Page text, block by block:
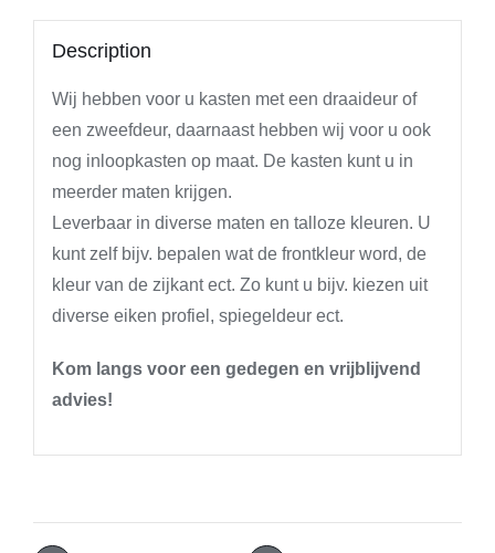
Description
Wij hebben voor u kasten met een draaideur of
een zweefdeur, daarnaast hebben wij voor u ook
nog inloopkasten op maat. De kasten kunt u in
meerder maten krijgen.
Leverbaar in diverse maten en talloze kleuren. U
kunt zelf bijv. bepalen wat de frontkleur word, de
kleur van de zijkant ect. Zo kunt u bijv. kiezen uit
diverse eiken profiel, spiegeldeur ect.
Kom langs voor een gedegen en vrijblijvend
advies!